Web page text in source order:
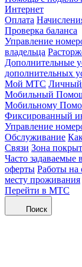
Интернет
Оплата
Проверка баланса
Управление
владельца
Дополнительные
дополнительных
Мой МТС Личный
Мобильный
Мобильному
Фиксированный
Управление
Обслуживание
Связи Зона
Часто задаваемые
оферты Работы на
месту проживания
Перейти в МТС
Поиск